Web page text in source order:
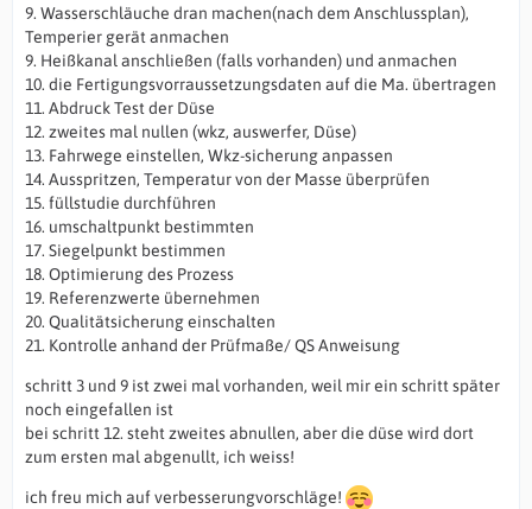
9. Wasserschläuche dran machen(nach dem Anschlussplan),
Temperier gerät anmachen
9. Heißkanal anschließen (falls vorhanden) und anmachen
10. die Fertigungsvorraussetzungsdaten auf die Ma. übertragen
11. Abdruck Test der Düse
12. zweites mal nullen (wkz, auswerfer, Düse)
13. Fahrwege einstellen, Wkz-sicherung anpassen
14. Ausspritzen, Temperatur von der Masse überprüfen
15. füllstudie durchführen
16. umschaltpunkt bestimmten
17. Siegelpunkt bestimmen
18. Optimierung des Prozess
19. Referenzwerte übernehmen
20. Qualitätsicherung einschalten
21. Kontrolle anhand der Prüfmaße/ QS Anweisung
schritt 3 und 9 ist zwei mal vorhanden, weil mir ein schritt später
noch eingefallen ist
bei schritt 12. steht zweites abnullen, aber die düse wird dort
zum ersten mal abgenullt, ich weiss!
ich freu mich auf verbesserungvorschläge!